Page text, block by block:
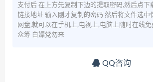
支付后 在上方先复制下边的提取密码,然后点下
链接地址 输入刚才复制的密码 然后将文件选中
网盘,就可以在手机上,电视上,电脑上随时在线
众筹 白嫖党勿来
QQ咨询